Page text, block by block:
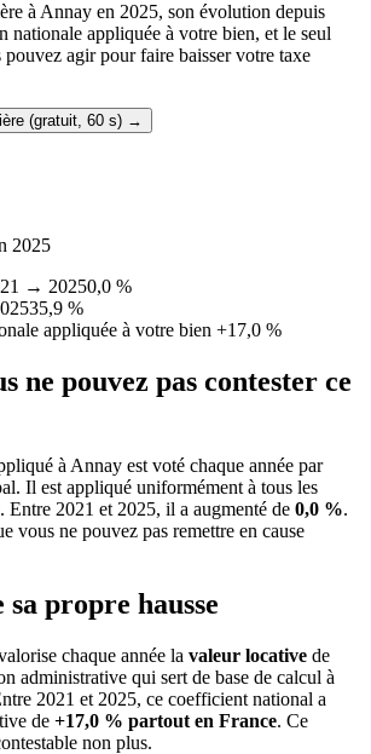
à Annay en 2025, son évolution depuis
nationale appliquée à votre bien, et le seul
agir pour faire baisser votre taxe
(gratuit, 60 s) →
2025
→ 20250,0 %
35,9 %
appliquée à votre bien +17,0 %
ne pouvez pas contester ce
à Annay est voté chaque année par
Il est appliqué uniformément à tous les
Entre 2021 et 2025, il a augmenté de 0,0 %.
vous ne pouvez pas remettre en cause
propre hausse
chaque année la valeur locative de
administrative qui sert de base de calcul à
2021 et 2025, ce coefficient national a
de +17,0 % partout en France. Ce
non plus.